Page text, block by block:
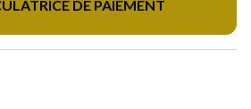
DE PAIEMENT